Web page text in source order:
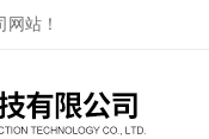
站！